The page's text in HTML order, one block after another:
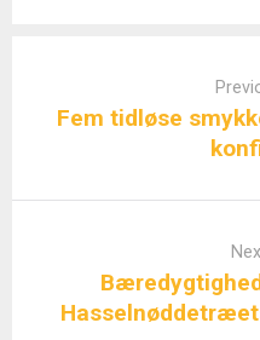
Fem tidløse